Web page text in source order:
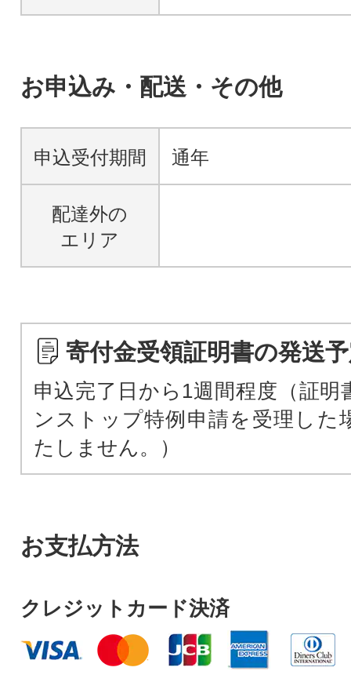
お申込み・配送・その他
申込受付期間 通年
配達外の
エリア
寄付金受領証明書の発送
申込完了日から1週間程度（証明
ンストップ特例申請を受理した
たしません。）
お支払方法
クレジットカード決済